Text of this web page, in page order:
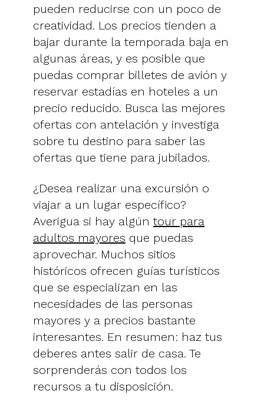
pueden reducirse con un poco de
creatividad. Los precios tienden a
bajar durante la temporada baja en
algunas áreas, y es posible que
puedas comprar billetes de avión y
reservar estadías en hoteles a un
precio reducido. Busca las mejores
ofertas con antelación y investiga
sobre tu destino para saber las
ofertas que tiene para jubilados.
¿Desea realizar una excursión o
viajar a un lugar específico?
Averigua si hay algún tour para
adultos mayores que puedas
aprovechar. Muchos sitios
históricos ofrecen guías turísticos
que se especializan en las
necesidades de las personas
mayores y a precios bastante
interesantes. En resumen: haz tus
deberes antes salir de casa. Te
sorprenderás con todos los
recursos a tu disposición.